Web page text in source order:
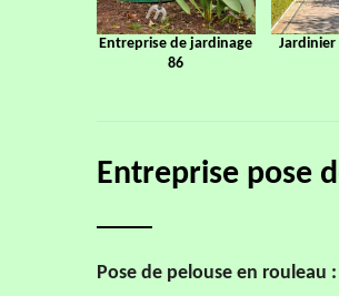
Entreprise de jardinage
86
Jardinier
Entreprise pose
Pose de pelouse en rouleau